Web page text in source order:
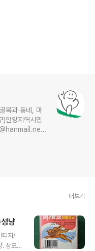
목과 동네, 마
더보기
냥
티지/
. 상표